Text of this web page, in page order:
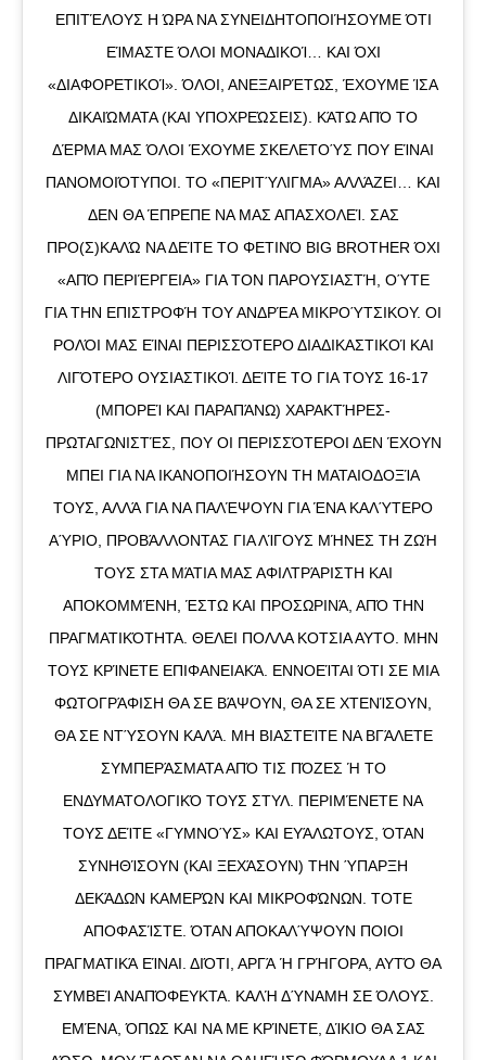
ΕΠΙΤΈΛΟΥΣ Η ΏΡΑ ΝΑ ΣΥΝΕΙΔΗΤΟΠΟΙΉΣΟΥΜΕ ΌΤΙ
ΕΊΜΑΣΤΕ ΌΛΟΙ ΜΟΝΑΔΙΚΟΊ… ΚΑΙ ΌΧΙ
«ΔΙΑΦΟΡΕΤΙΚΟΊ». ΌΛΟΙ, ΑΝΕΞΑΙΡΈΤΩΣ, ΈΧΟΥΜΕ ΊΣΑ
ΔΙΚΑΙΏΜΑΤΑ (ΚΑΙ ΥΠΟΧΡΕΏΣΕΙΣ). ΚΆΤΩ ΑΠΌ ΤΟ
ΔΈΡΜΑ ΜΑΣ ΌΛΟΙ ΈΧΟΥΜΕ ΣΚΕΛΕΤΟΎΣ ΠΟΥ ΕΊΝΑΙ
ΠΑΝΟΜΟΙΌΤΥΠΟΙ. ΤΟ «ΠΕΡΙΤΎΛΙΓΜΑ» ΑΛΛΆΖΕΙ… ΚΑΙ
ΔΕΝ ΘΑ ΈΠΡΕΠΕ ΝΑ ΜΑΣ ΑΠΑΣΧΟΛΕΊ. ΣΑΣ
ΠΡΟ(Σ)ΚΑΛΏ ΝΑ ΔΕΊΤΕ ΤΟ ΦΕΤΙΝΌ BIG BROTHER ΌΧΙ
«ΑΠΌ ΠΕΡΙΈΡΓΕΙΑ» ΓΙΑ ΤΟΝ ΠΑΡΟΥΣΙΑΣΤΉ, ΟΎΤΕ
ΓΙΑ ΤΗΝ ΕΠΙΣΤΡΟΦΉ ΤΟΥ ΑΝΔΡΈΑ ΜΙΚΡΟΎΤΣΙΚΟΥ. ΟΙ
ΡΟΛΌΙ ΜΑΣ ΕΊΝΑΙ ΠΕΡΙΣΣΌΤΕΡΟ ΔΙΑΔΙΚΑΣΤΙΚΟΊ ΚΑΙ
ΛΙΓΌΤΕΡΟ ΟΥΣΙΑΣΤΙΚΟΊ. ΔΕΊΤΕ ΤΟ ΓΙΑ ΤΟΥΣ 16-17
(ΜΠΟΡΕΊ ΚΑΙ ΠΑΡΑΠΆΝΩ) ΧΑΡΑΚΤΉΡΕΣ-
ΠΡΩΤΑΓΩΝΙΣΤΈΣ, ΠΟΥ ΟΙ ΠΕΡΙΣΣΌΤΕΡΟΙ ΔΕΝ ΈΧΟΥΝ
ΜΠΕΙ ΓΙΑ ΝΑ ΙΚΑΝΟΠΟΙΉΣΟΥΝ ΤΗ ΜΑΤΑΙΟΔΟΞΊΑ
ΤΟΥΣ, ΑΛΛΆ ΓΙΑ ΝΑ ΠΑΛΈΨΟΥΝ ΓΙΑ ΈΝΑ ΚΑΛΎΤΕΡΟ
ΑΎΡΙΟ, ΠΡΟΒΆΛΛΟΝΤΑΣ ΓΙΑ ΛΊΓΟΥΣ ΜΉΝΕΣ ΤΗ ΖΩΉ
ΤΟΥΣ ΣΤΑ ΜΆΤΙΑ ΜΑΣ ΑΦΙΛΤΡΆΡΙΣΤΗ ΚΑΙ
ΑΠΟΚΟΜΜΈΝΗ, ΈΣΤΩ ΚΑΙ ΠΡΟΣΩΡΙΝΆ, ΑΠΌ ΤΗΝ
ΠΡΑΓΜΑΤΙΚΌΤΗΤΑ. ΘΕΛΕΙ ΠΟΛΛΑ ΚΟΤΣΙΑ ΑΥΤΟ. ΜΗΝ
ΤΟΥΣ ΚΡΊΝΕΤΕ ΕΠΙΦΑΝΕΙΑΚΆ. ΕΝΝΟΕΊΤΑΙ ΌΤΙ ΣΕ ΜΙΑ
ΦΩΤΟΓΡΆΦΙΣΗ ΘΑ ΣΕ ΒΆΨΟΥΝ, ΘΑ ΣΕ ΧΤΕΝΊΣΟΥΝ,
ΘΑ ΣΕ ΝΤΎΣΟΥΝ ΚΑΛΆ. ΜΗ ΒΙΑΣΤΕΊΤΕ ΝΑ ΒΓΆΛΕΤΕ
ΣΥΜΠΕΡΆΣΜΑΤΑ ΑΠΌ ΤΙΣ ΠΌΖΕΣ Ή ΤΟ
ΕΝΔΥΜΑΤΟΛΟΓΙΚΌ ΤΟΥΣ ΣΤΥΛ. ΠΕΡΙΜΈΝΕΤΕ ΝΑ
ΤΟΥΣ ΔΕΊΤΕ «ΓΥΜΝΟΎΣ» ΚΑΙ ΕΥΆΛΩΤΟΥΣ, ΌΤΑΝ
ΣΥΝΗΘΊΣΟΥΝ (ΚΑΙ ΞΕΧΆΣΟΥΝ) ΤΗΝ ΎΠΑΡΞΗ
ΔΕΚΆΔΩΝ ΚΑΜΕΡΏΝ ΚΑΙ ΜΙΚΡΟΦΏΝΩΝ. ΤΟΤΕ
ΑΠΟΦΑΣΊΣΤΕ. ΌΤΑΝ ΑΠΟΚΑΛΎΨΟΥΝ ΠΟΙΟΙ
ΠΡΑΓΜΑΤΙΚΆ ΕΊΝΑΙ. ΔΙΌΤΙ, ΑΡΓΆ Ή ΓΡΉΓΟΡΑ, ΑΥΤΌ ΘΑ
ΣΥΜΒΕΊ ΑΝΑΠΌΦΕΥΚΤΑ. ΚΑΛΉ ΔΎΝΑΜΗ ΣΕ ΌΛΟΥΣ.
ΕΜΈΝΑ, ΌΠΩΣ ΚΑΙ ΝΑ ΜΕ ΚΡΊΝΕΤΕ, ΔΊΚΙΟ ΘΑ ΣΑΣ